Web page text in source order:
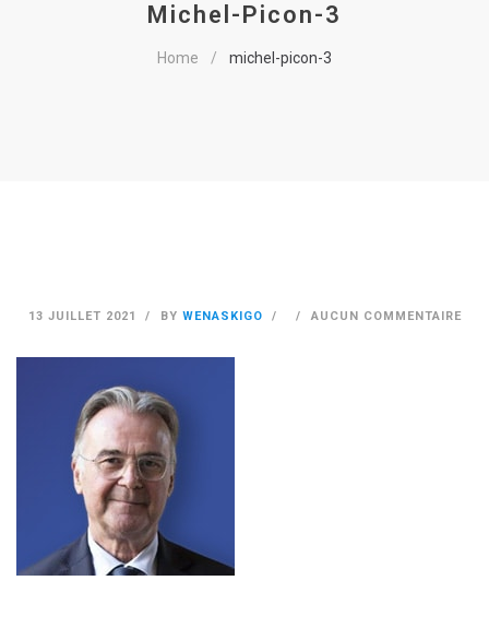
Michel-Picon-3
Home michel-picon-3
13 JUILLET 2021 BY WENASKIGO AUCUN COMMENTAIRE